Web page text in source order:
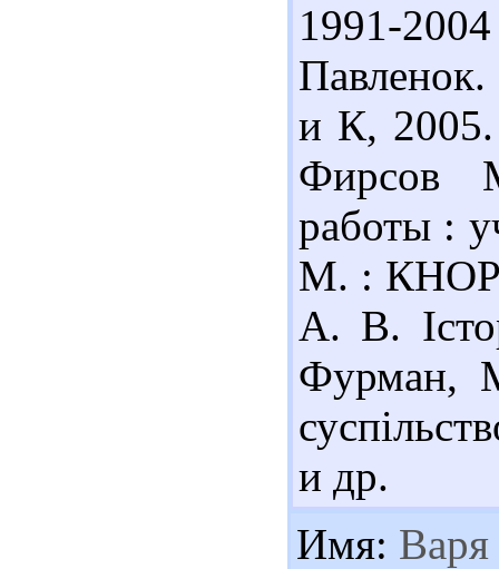
1991-
и К,
Фирсов
работы :
М. :
А. В.
Фурман,
и др.
Имя: Варя